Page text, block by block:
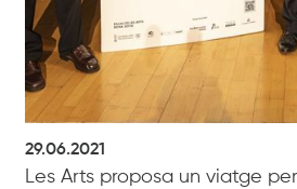
29.06.2021
Les Arts proposa un viatge